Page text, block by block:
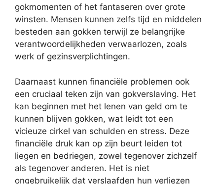
gokmomenten of het fantaseren over grote
winsten. Mensen kunnen zelfs tijd en middelen
besteden aan gokken terwijl ze belangrijke
verantwoordelijkheden verwaarlozen, zoals
werk of gezinsverplichtingen.
Daarnaast kunnen financiële problemen ook
een cruciaal teken zijn van gokverslaving. Het
kan beginnen met het lenen van geld om te
kunnen blijven gokken, wat leidt tot een
vicieuze cirkel van schulden en stress. Deze
financiële druk kan op zijn beurt leiden tot
liegen en bedriegen, zowel tegenover zichzelf
als tegenover anderen. Het is niet
ongebruikelijk dat verslaafden hun verliezen